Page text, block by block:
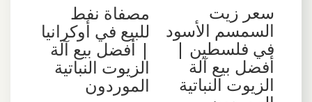
سعر زيت
السمسم الأسود
في فلسطين |
أفضل بيع آلة
الزيوت النباتية
مصفاة نفط
للبيع في أوكرانيا
| أفضل بيع آلة
الزيوت النباتية
الموردون